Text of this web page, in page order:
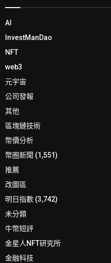
AI
InvestManDao
NFT
web3
元宇宙
公司發報
其他
區塊鏈技術
幣價分析
幣圈新聞 (1,551)
推薦
改圖區
明日指數 (3,742)
未分類
牛幣短評
金星人NFT研究所
金融科技